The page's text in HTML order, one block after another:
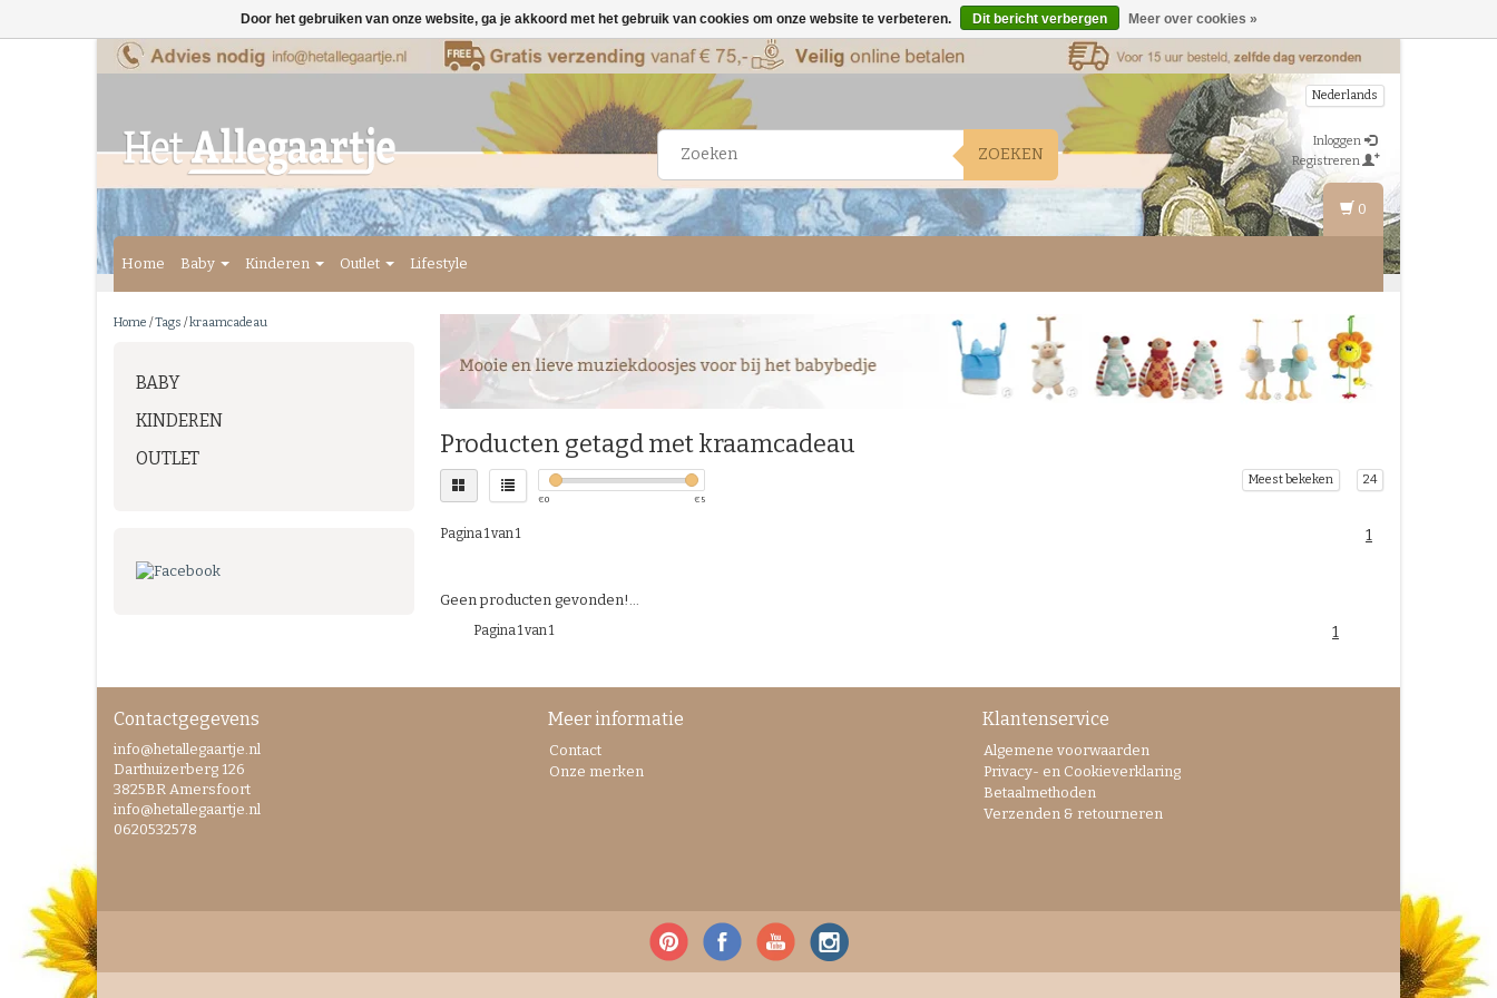
ZOEKEN
Nederlands
Inloggen
Registreren
Home Baby Kinderen Outlet Lifestyle
0
Home /Tags /kraamcadeau
BABY
KINDEREN
OUTLET
Producten getagd met kraamcadeau
€0 € 5
Meest bekeken 24
Pagina 1 van 1 1
Geen producten gevonden!...
Pagina 1 van 1 1
Contactgegevens
info@hetallegaartje.nl
Darthuizerberg 126
3825BR Amersfoort
info@hetallegaartje.nl
0620532578
Meer informatie
Contact
Onze merken
Klantenservice
Algemene voorwaarden
Privacy- en Cookieverklaring
Betaalmethoden
Verzenden & retourneren
Door het gebruiken van onze website, ga je akkoord met het gebruik van cookies om onze website te verbeteren. Dit bericht verbergen Meer over cookies »